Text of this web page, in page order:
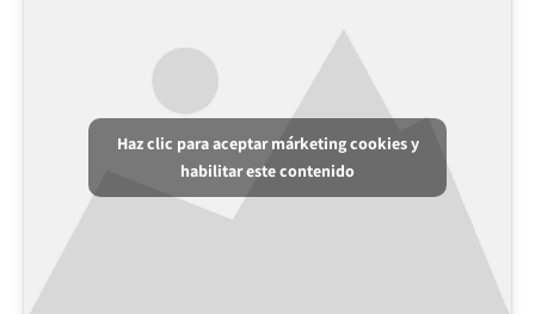
Haz clic para aceptar márketing cookies y
habilitar este contenido